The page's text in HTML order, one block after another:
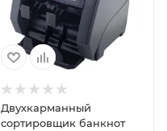
Двухкарманный
сортировщик банкнот